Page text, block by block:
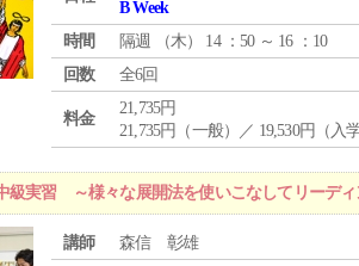
B Week
時間
隔週 （木） 14 ：50 ～ 16 ：10
回数
全6回
料金
21,735円
21,735円（一般）／ 19,530円（入
実習 ～様々な展開法を使いこなしてリーディ
講師
森信 彰雄